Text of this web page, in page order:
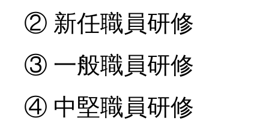
② 新任職員研修
③ 一般職員研修
④ 中堅職員研修